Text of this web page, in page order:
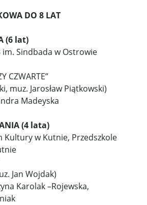
DO 8 LAT
(6 lat)
im. Sindbada w Ostrowie
CZWARTE”
muz. Jarosław Piątkowski)
Madeyska
(4 lata)
Kultury w Kutnie, Przedszkole
Jan Wojdak)
Karolak –Rojewska,